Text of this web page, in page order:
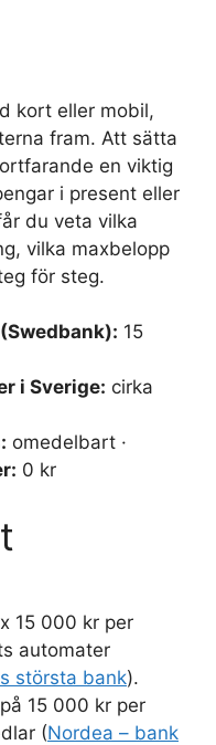
kort eller mobil,
fram. Att sätta
en viktig
i present eller
du veta vilka
vilka maxbelopp
för steg.
15
i Sverige: cirka
omedelbart ·
0 kr
15 000 kr per
automater
största bank).
15 000 kr per
(Nordea – bank